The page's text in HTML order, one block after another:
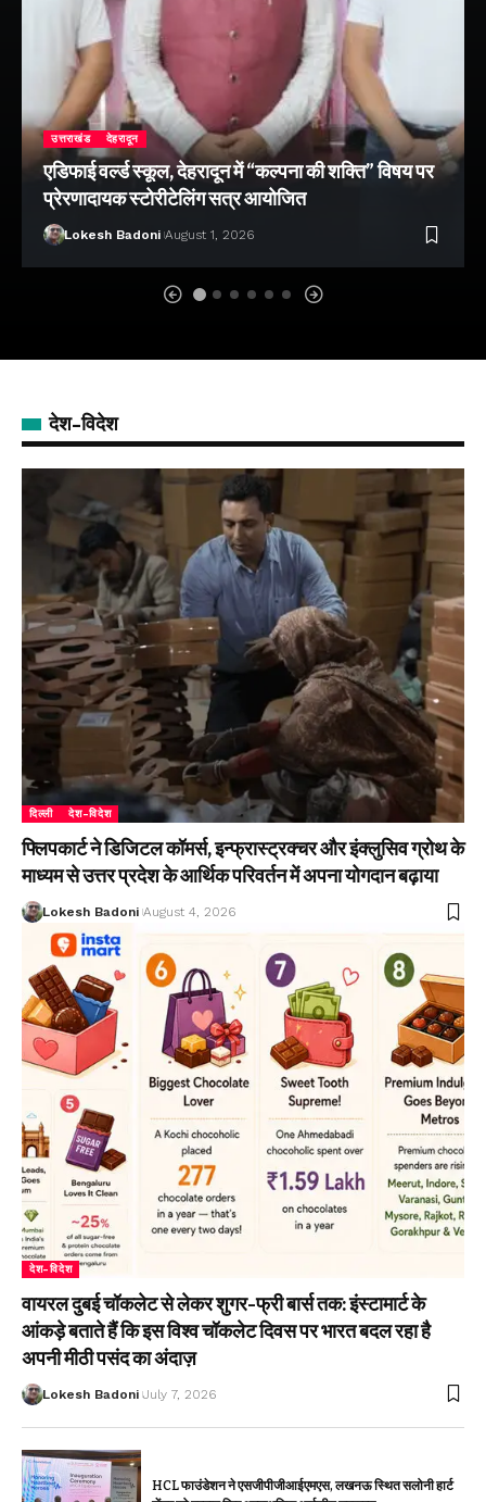
उत्तराखंड देहरादून
एडिफाई वर्ल्ड स्कूल, देहरादून में “कल्पना की शक्ति” विषय पर
प्रेरणादायक स्टोरीटेलिंग सत्र आयोजित
Lokesh Badoni August 1, 2026
देश-विदेश
दिल्ली देश-विदेश
फ्लिपकार्ट ने डिजिटल कॉमर्स, इन्फ्रास्ट्रक्चर और इंक्लुसिव ग्रोथ के
माध्यम से उत्तर प्रदेश के आर्थिक परिवर्तन में अपना योगदान बढ़ाया
Lokesh Badoni August 4, 2026
देश-विदेश
वायरल दुबई चॉकलेट से लेकर शुगर-फ्री बार्स तक: इंस्टामार्ट के
आंकड़े बताते हैं कि इस विश्व चॉकलेट दिवस पर भारत बदल रहा है
अपनी मीठी पसंद का अंदाज़
Lokesh Badoni July 7, 2026
HCL फाउंडेशन ने एसजीपीजीआईएमएस, लखनऊ स्थित सलोनी हार्ट